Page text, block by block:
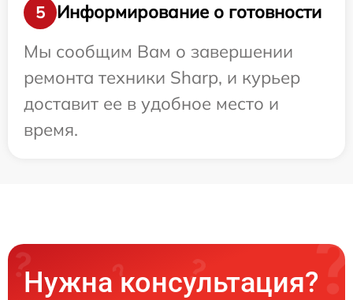
5
Информирование о готовности
Мы сообщим Вам о завершении
ремонта техники Sharp, и курьер
доставит ее в удобное место и
время.
Нужна консультация?